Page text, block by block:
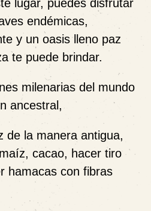
lugar, puedes disfrutar
endémicas,
y un oasis lleno paz
te puede brindar.
milenarias del mundo
ancestral,
de la manera antigua,
cacao, hacer tiro
hamacas con fibras